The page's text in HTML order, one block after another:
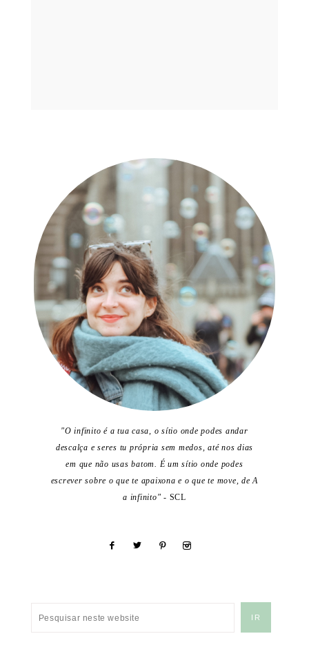
"O infinito é a tua casa, o sítio onde podes andar
descalça e seres tu própria sem medos, até nos dias
em que não usas batom. É um sítio onde podes
escrever sobre o que te apaixona e o que te move, de A
a infinito"- SCL